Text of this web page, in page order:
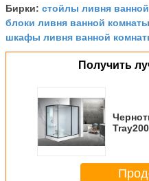
Бирки: стойлы ливня
блоки ливня ванной комнаты
шкафы ливня ванной
Получить